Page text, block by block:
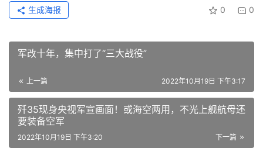
0 0
生成海报
军改十年，集中打了“三大战役”
上一篇 2022年10月19日 下午3:17
歼35现身央视军宣画面！或海空两用，不光上舰航母还
要装备空军
下一篇
2022年10月19日 下午3:20